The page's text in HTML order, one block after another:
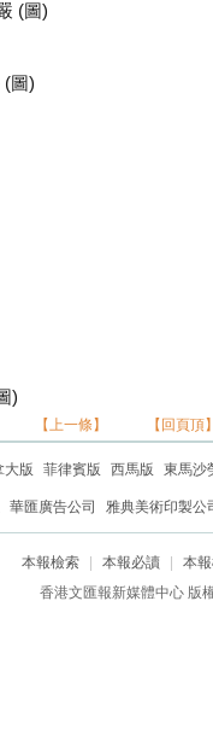
(圖)
(圖)
)
【上一條】 【回頁頂
大版 菲律賓版 西馬版 東馬沙
華匯廣告公司 雅典美術印製公
本報檢索 本報必讀
本
香港文匯報新媒體中心 版